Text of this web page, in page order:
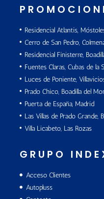
Residencial Atlantis,
Cerro de San Pedro,
Residencial Finisterre,
Fuentes Claras, Cubas de la
Luces de Poniente,
Prado Chico, Boadilla del
Puerta de España, Madrid
Las Villas de Prado Grande,
Villa Licabeto, Las Rozas
GRUPO
Acceso Clientes
Autopluss